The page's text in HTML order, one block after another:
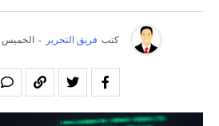
كتب فريق التحرير - الخميس 01 أغسطس 7:07 ص